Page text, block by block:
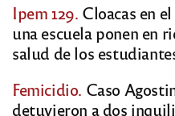
Ipem 129. Cloacas en
una escuela ponen en
salud de los
Femicidio. Caso
detuvieron a dos